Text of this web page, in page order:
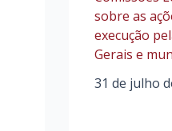
sobre as
execução
Gerais e
31 de julho